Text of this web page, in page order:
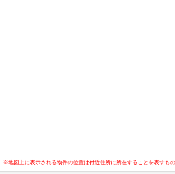
※地図上に表示される物件の位置は付近住所に所在することを表すも